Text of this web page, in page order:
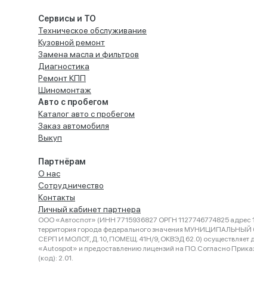
Сервисы и ТО
Техническое обслуживание
Кузовной ремонт
Замена масла и фильтров
Диагностика
Ремонт КПП
Шиномонтаж
Авто с пробегом
Каталог авто с пробегом
Заказ автомобиля
Выкуп
Партнёрам
О нас
Сотрудничество
Контакты
Личный кабинет партнера
ООО «Автоспот» (ИНН 7715936827 ОРГН 1127746774825 адрес
территория города федерального значения
СЕРП И МОЛОТ, Д. 10, ПОМЕЩ. 41Н/9, ОКВЭД 62.0) осуществляет
«Autospot» и предоставлению лицензий на ПО. Согласно
(код): 2.01.